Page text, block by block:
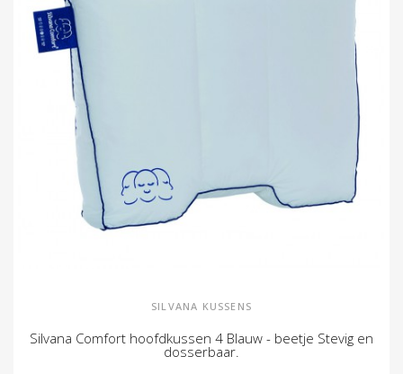
SILVANA KUSSENS
Silvana Comfort hoofdkussen 4 Blauw - beetje Stevig en
dosserbaar.